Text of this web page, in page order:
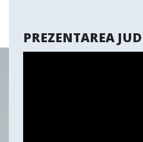
PREZENTAREA